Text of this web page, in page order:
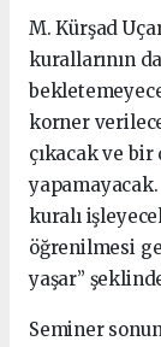
M. Kürşad
kurallarının
korner
çıkacak ve
kuralı
öğrenilmesi
yaşar”
Seminer